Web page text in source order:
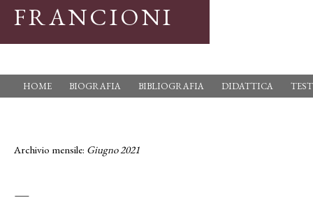
FRANCIONI
HOME BIOGRAFIA BIBLIOGRAFIA DIDATTICA
Archivio mensile: Giugno 2021
—